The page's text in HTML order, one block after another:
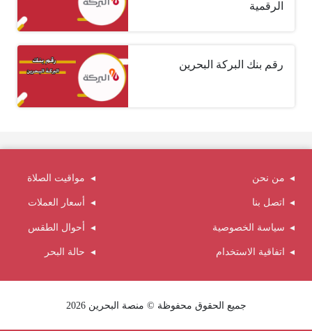
الرقمية
رقم بنك البركة البحرين
من نحن
اتصل بنا
سياسة الخصوصية
اتفاقية الاستخدام
مواقيت الصلاة
أسعار العملات
أحوال الطقس
حالة البحر
جميع الحقوق محفوظة © منصة البحرين 2026